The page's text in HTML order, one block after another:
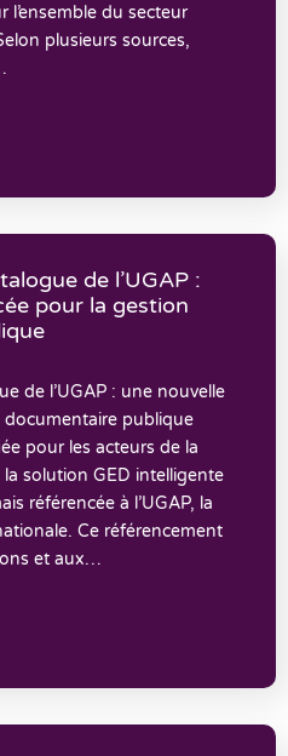
du secteur
plusieurs sources,
de l’UGAP :
pour la gestion
de l’UGAP : une nouvelle
documentaire publique
pour les acteurs de la
solution GED intelligente
référencée à l’UGAP, la
Ce référencement
et aux…